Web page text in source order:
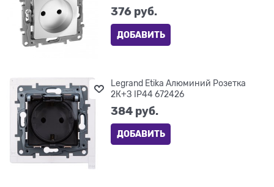
376 руб.
ДОБАВИТЬ
Legrand Etika Алюминий Розетка
2К+З IP44 672426
384 руб.
ДОБАВИТЬ